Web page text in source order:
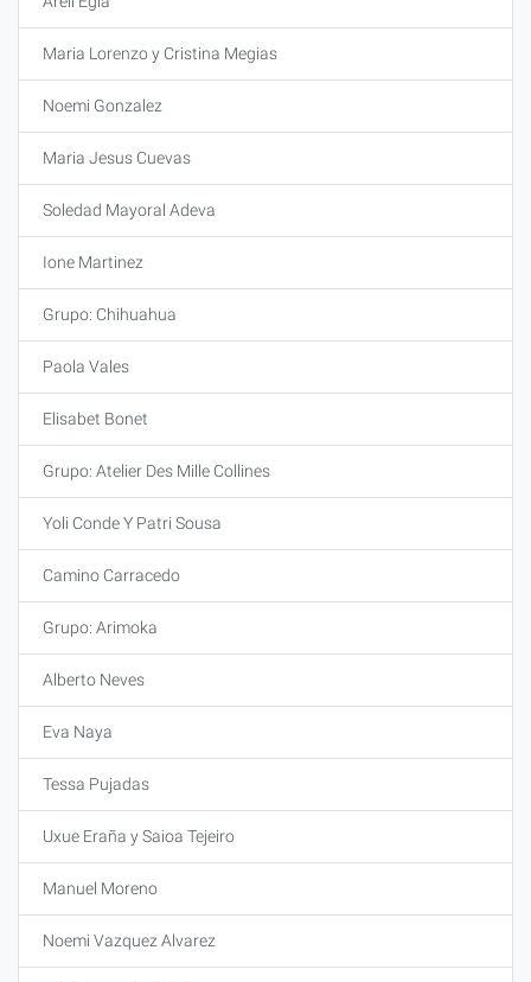
Maria Lorenzo y Cristina Megias
Noemi Gonzalez
Maria Jesus Cuevas
Soledad Mayoral Adeva
Ione Martinez
Grupo: Chihuahua
Paola Vales
Elisabet Bonet
Grupo: Atelier Des Mille Collines
Yoli Conde Y Patri Sousa
Camino Carracedo
Grupo: Arimoka
Alberto Neves
Eva Naya
Tessa Pujadas
Uxue Eraña y Saioa Tejeiro
Manuel Moreno
Noemi Vazquez Alvarez